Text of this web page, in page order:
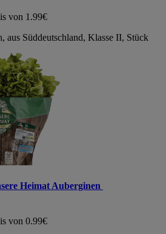
von 1.99€
aus Süddeutschland, Klasse II, Stück
Heimat Auberginen
von 0.99€